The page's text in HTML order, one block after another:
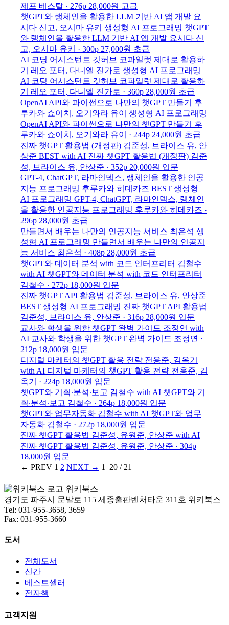
제프 베스탈 · 276p 28,000원 고급
챗GPT와 랭체인을 활용한 LLM 기반 AI 앱 개발 요
시다 신고, 오시마 유키
생성형 AI 프로그래밍 챗GPT
와 랭체인을 활용한 LLM 기반 AI 앱 개발 요시다 신
고, 오시마 유키 · 300p 27,000원 초급
AI 코딩 어시스턴트 깃허브 코파일럿 제대로 활용하
기
레오 포터, 다니엘 진가로 생성형 AI 프로그래밍
AI 코딩 어시스턴트 깃허브 코파일럿 제대로 활용하
기
레오 포터, 다니엘 진가로 · 360p 28,000원 초급
OpenAI API와 파이썬으로 나만의 챗GPT 만들기
후
루카와 쇼이치, 오기와라 유이
생성형 AI 프로그래밍
OpenAI API와 파이썬으로 나만의 챗GPT 만들기
후
루카와 쇼이치, 오기와라 유이 · 244p 24,000원 초급
진짜 챗GPT 활용법 (개정판) 김준성, 브라이스 유, 안
상준 BEST with AI 진짜 챗GPT 활용법 (개정판) 김준
성, 브라이스 유, 안상준 · 352p 20,000원 입문
GPT-4, ChatGPT, 라마인덱스, 랭체인을 활용한 인공
지능 프로그래밍 후루카와 히데카즈 BEST 생성형
AI 프로그래밍 GPT-4, ChatGPT, 라마인덱스, 랭체인
을 활용한 인공지능 프로그래밍 후루카와 히데카즈 ·
296p 28,000원 초급
만들면서 배우는 나만의 인공지능 서비스 최은석 생
성형 AI 프로그래밍 만들면서 배우는 나만의 인공지
능 서비스 최은석 · 408p 28,000원 초급
챗GPT와 데이터 분석 with 코드 인터프리터 김철수
with AI 챗GPT와 데이터 분석 with 코드 인터프리터
김철수 · 272p 18,000원 입문
진짜 챗GPT API 활용법 김준성, 브라이스 유, 안상준
BEST 생성형 AI 프로그래밍 진짜 챗GPT API 활용법
김준성, 브라이스 유, 안상준 · 316p 28,000원 입문
교사와 학생을 위한 챗GPT 완벽 가이드 조정연 with
AI 교사와 학생을 위한 챗GPT 완벽 가이드 조정연 ·
212p 18,000원 입문
디지털 마케터의 챗GPT 활용 전략 전용준, 김옥기
with AI 디지털 마케터의 챗GPT 활용 전략 전용준, 김
옥기 · 224p 18,000원 입문
챗GPT와 기획∙분석∙보고 김철수 with AI 챗GPT와 기
획∙분석∙보고 김철수 · 264p 18,000원 입문
챗GPT와 업무자동화 김철수 with AI 챗GPT와 업무
자동화 김철수 · 272p 18,000원 입문
진짜 챗GPT 활용법 김준성, 유원준, 안상준 with AI
진짜 챗GPT 활용법 김준성, 유원준, 안상준 · 304p
18,000원 입문
← PREV 1 2 NEXT → 1–20 / 21
위키북스
경기도 파주시 문발로 115 세종출판벤처타운 311호 위키북스
Tel: 031-955-3658, 3659
Fax: 031-955-3660
도서
전체도서
신간
베스트셀러
전자책
고객지원